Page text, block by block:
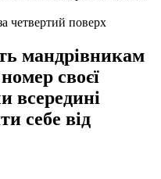
четвертий поверх
мандрівникам
своєї
всередині
себе від